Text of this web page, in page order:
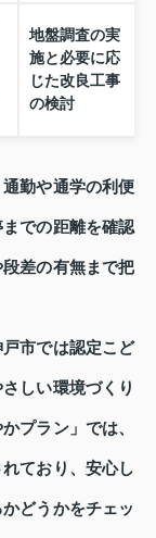
地盤調査の実
施と必要に応
じた改良工事
の検討
勤や通学の利便
での距離を確認
差の有無まで把
市では認定こど
しい環境づくり
プラン」では、
ており、安心し
どうかをチェッ